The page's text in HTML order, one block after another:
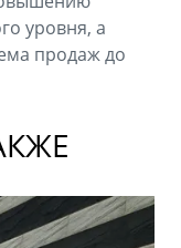
уровня, а
продаж до